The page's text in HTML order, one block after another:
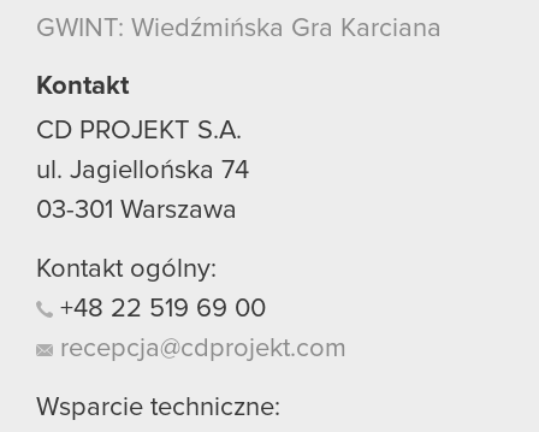
GWINT: Wiedźmińska Gra Karciana
Kontakt
CD PROJEKT S.A.
ul. Jagiellońska 74
03-301 Warszawa
Kontakt ogólny:
+48 22 519 69 00
recepcja@cdprojekt.com
Wsparcie techniczne: